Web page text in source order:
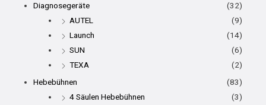
Diagnosegeräte
(32)
AUTEL
(9)
Launch
(14)
SUN
(6)
TEXA
(2)
Hebebühnen
(83)
4 Säulen Hebebühnen
(3)